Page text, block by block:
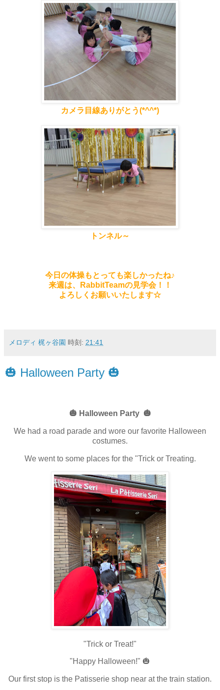
カメラ目線ありがとう(*^^*)
トンネル～
今日の体操もとっても楽しかったね♪
来週は、RabbitTeamの見学会！！
よろしくお願いいたします☆
メロディ 梶ヶ谷園 時刻: 21:41
🎃 Halloween Party 🎃
🎃 Halloween Party 🎃
We had a road parade and wore our favorite Halloween
costumes.
We went to some places for the "Trick or Treating.
"Trick or Treat!"
"Happy Halloween!" 🎃
Our first stop is the Patisserie shop near at the train station.